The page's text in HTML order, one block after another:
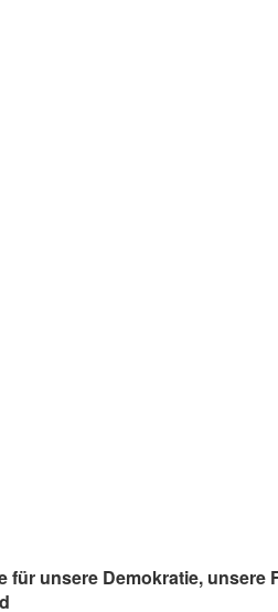
für unsere Demokratie, unsere